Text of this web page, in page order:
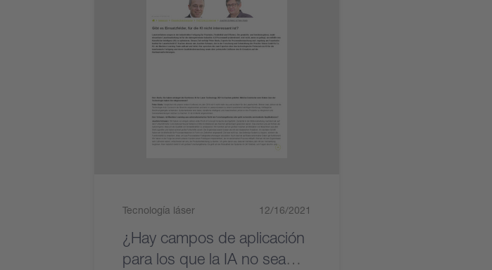
Tecnología láser 12/16/2021
¿Hay campos de aplicación
para los que la IA no sea